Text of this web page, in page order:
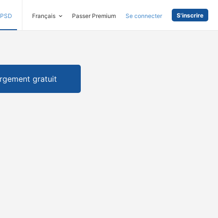
PSD Français Passer Premium Se connecter S'inscrire
gratuit